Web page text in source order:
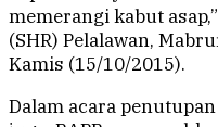
memerangi kabut
(SHR) Pelalawan,
Kamis (15/10/2015).
Dalam acara